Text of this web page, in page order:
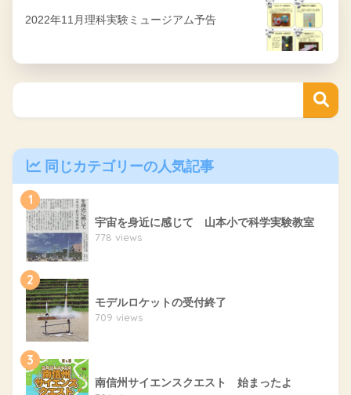
2022年11月理科実験ミュージアム予告
同じカテゴリーの人気記事
1
宇宙を身近に感じて 山本小で科学実験教室
778 views
2
モデルロケットの受付終了
709 views
3
南信州サイエンスクエスト 始まったよ